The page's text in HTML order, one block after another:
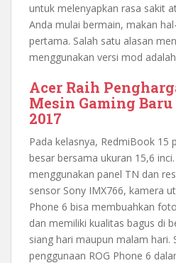
untuk melenyapkan rasa sakit
Anda mulai bermain, makan
pertama. Salah satu alasan
menggunakan versi mod
Acer Raih
Mesin Gaming
2017
Pada kelasnya, RedmiBook 15
besar bersama ukuran 15,6
menggunakan panel TN dan
sensor Sony IMX766, kamera
Phone 6 bisa membuahkan
dan memiliki kualitas bagus di
siang hari maupun malam hari.
penggunaan ROG Phone 6